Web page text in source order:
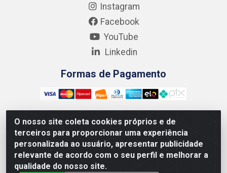
O nosso site coleta cookies próprios e de
terceiros para proporcionar uma experiência
personalizada ao usuário, apresentar publicidade
relevante de acordo com o seu perfil e melhorar a
qualidade do nosso site.
Instagram
Facebook
YouTube
Linkedin
Formas de Pagamento
Kgmlan Distribuidora LTDA - CNPJ 18.217.682/0001-54 -
Rua Pedro de Barros Cavalcante, 58 - Bultrins, Olinda/PE
- CEP 53320-110